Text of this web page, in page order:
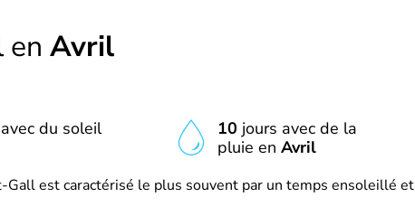
en Avril
du soleil
10 jours avec de la
pluie enAvril
Gall est caractérisé le plus souvent par un temps ensoleillé et